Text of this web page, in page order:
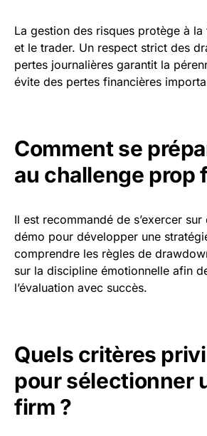
La gestion des risques protège à
et le trader. Un respect strict des
pertes journalières garantit la
évite des pertes financières
Comment se
au challenge prop
Il est recommandé de s’exercer
démo pour développer une
comprendre les règles de
sur la discipline émotionnelle afin
l’évaluation avec succès.
Quels critères
pour sélectionner
firm ?